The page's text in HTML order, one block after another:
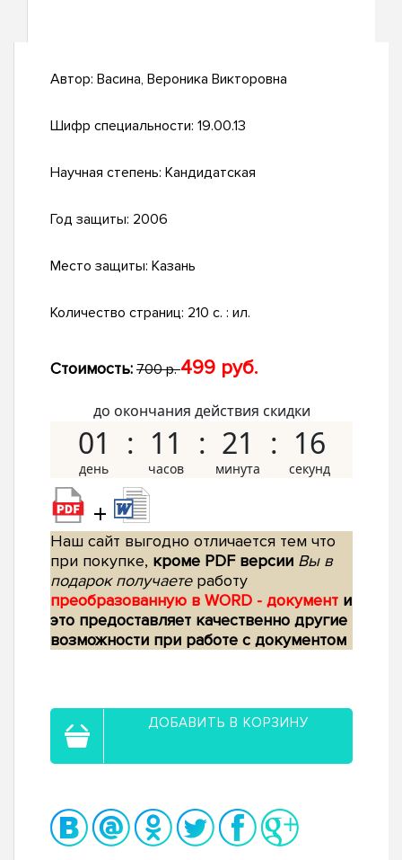
Автор: Васина, Вероника Викторовна
Шифр специальности: 19.00.13
Научная степень: Кандидатская
Год защиты: 2006
Место защиты: Казань
Количество страниц: 210 с. : ил.
Стоимость: 700 р.499 руб.
до окончания действия скидки
01 11 21 15
+
Наш сайт выгодно отличается тем что
при покупке, кроме PDF версии Вы в
подарок получаетеработу
преобразованную в WORD - документ и
это предоставляет качественно другие
возможности при работе с документом
ДОБАВИТЬ В КОРЗИНУ